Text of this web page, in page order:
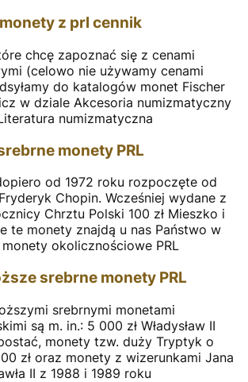
monety z prl cennik
chcę zapoznać się z cenami
(celowo nie używamy cenami
do katalogów monet Fischer
w dziale Akcesoria numizmatyczny
numizmatyczna
monety PRL
od 1972 roku rozpoczęte od
Chopin. Wcześniej wydane z
Chrztu Polski 100 zł Mieszko i
te monety znajdą u nas Państwo w
okolicznościowe PRL
srebrne monety PRL
srebrnymi monetami
są m. in.: 5 000 zł Władysław II
monety tzw. duży Tryptyk o
zł oraz monety z wizerunkami Jana
II z 1988 i 1989 roku